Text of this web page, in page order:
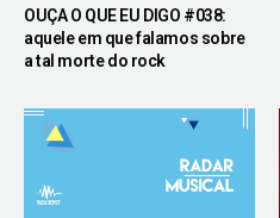
OUÇA O QUE EU DIGO #038:
aquele em que falamos sobre
a tal morte do rock